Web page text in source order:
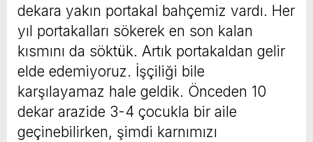
dekara yakın portakal bahçemiz vardı. Her
yıl portakalları sökerek en son kalan
kısmını da söktük. Artık portakaldan gelir
elde edemiyoruz. İşçiliği bile
karşılayamaz hale geldik. Önceden 10
dekar arazide 3-4 çocukla bir aile
geçinebilirken, şimdi karnımızı